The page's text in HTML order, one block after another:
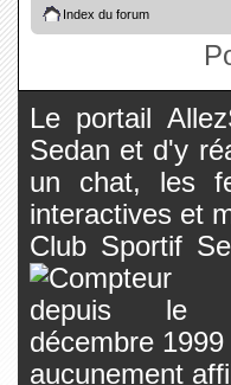
Index du forum
Le portail
Sedan et d'y
un chat, les
interactives et
Club Sportif
aucunement